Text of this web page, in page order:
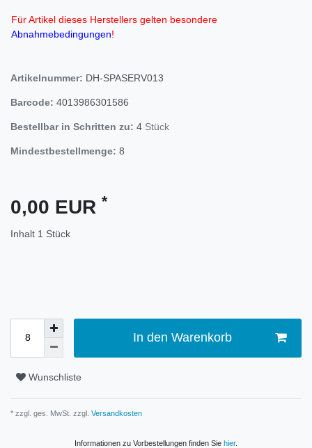
Für Artikel dieses Herstellers gelten besondere
Abnahmebedingungen!
Artikelnummer: DH-SPASERV013
Barcode: 4013986301586
Bestellbar in Schritten zu: 4 Stück
Mindestbestellmenge: 8
0,00 EUR *
Inhalt 1 Stück
In den Warenkorb
Wunschliste
* zzgl. ges. MwSt. zzgl. Versandkosten
Informationen zu Vorbestellungen finden Sie hier.